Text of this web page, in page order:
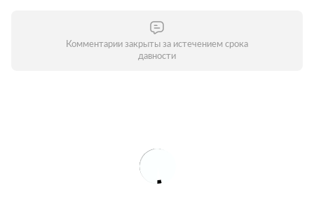
Комментарии закрыты за истечением срока
давности